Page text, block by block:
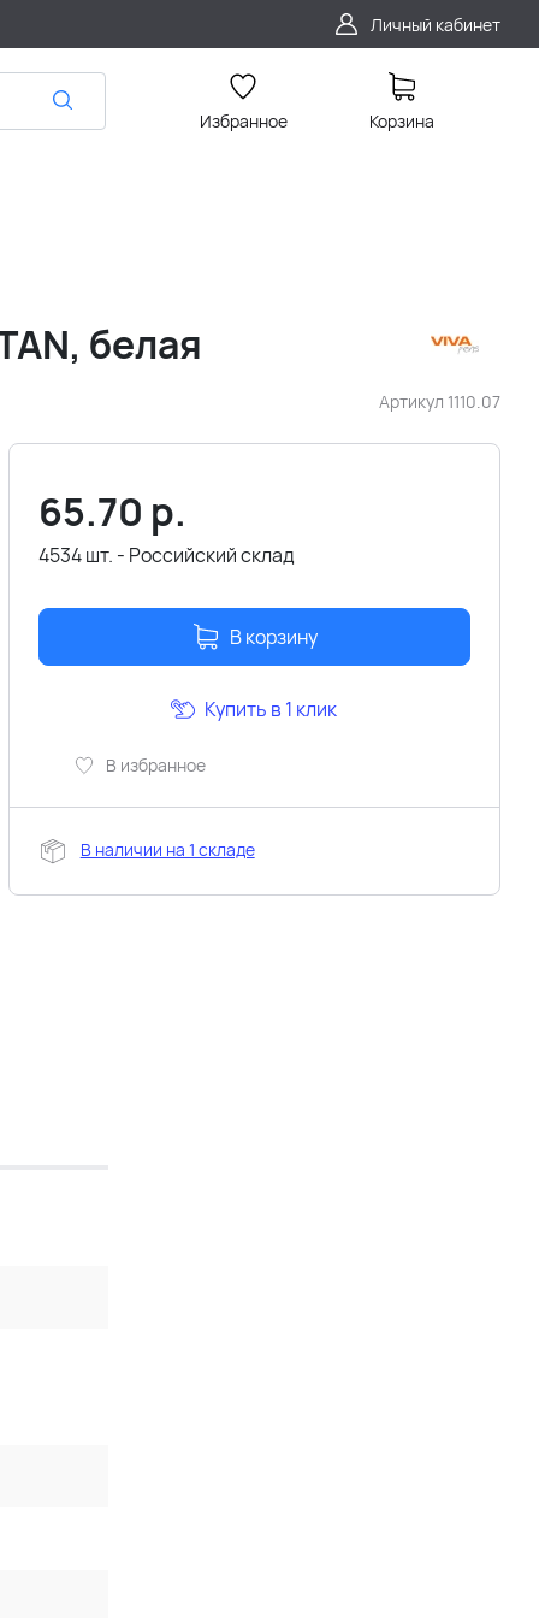
Личный кабинет
Избранное Корзина
Артикул 1110.07
белая
65.70 р.
4534 шт. - Российский склад
В корзину
В избранное
Купить в 1 клик
В наличии на 1 складе